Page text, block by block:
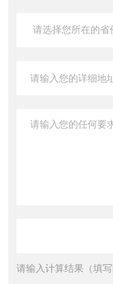
请输入计算结果（填